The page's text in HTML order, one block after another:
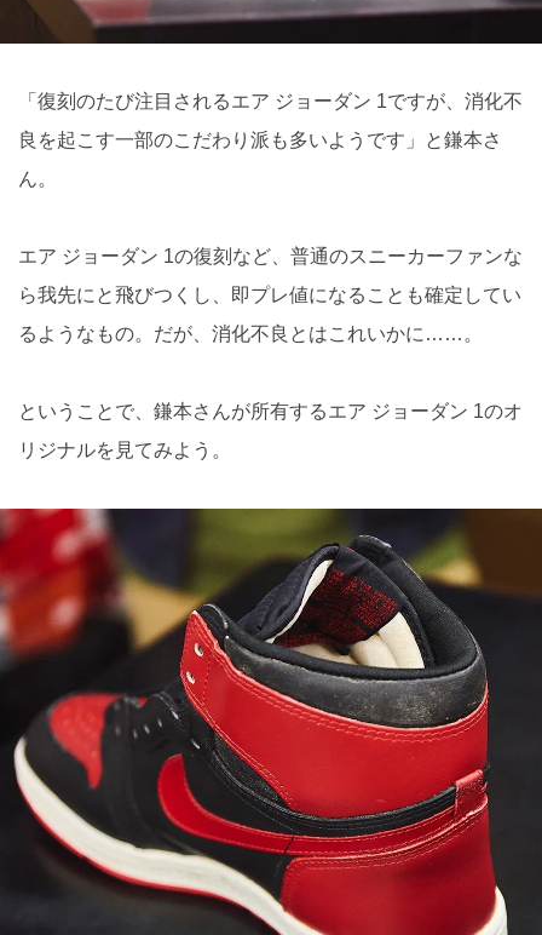
「復刻のたび注目されるエア ジョーダン 1ですが、消化不
良を起こす一部のこだわり派も多いようです」と鎌本さ
ん。
エア ジョーダン 1の復刻など、普通のスニーカーファンな
ら我先にと飛びつくし、即プレ値になることも確定してい
るようなもの。だが、消化不良とはこれいかに……。
ということで、鎌本さんが所有するエア ジョーダン 1のオ
リジナルを見てみよう。